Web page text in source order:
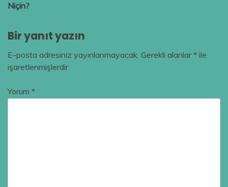
Niçin?
Bir yanıt yazın
E-posta adresiniz yayınlanmayacak. Gerekli alanlar* ile
işaretlenmişlerdir
Yorum *